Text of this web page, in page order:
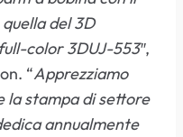
del 3D
color 3DUJ-553″,
“Apprezziamo
la stampa di settore
annualmente